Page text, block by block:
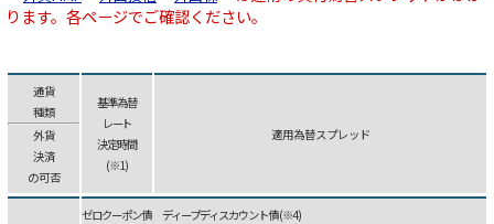
ります。各ページでご確認ください。
通貨
種類
外貨
決済
の可否
基準為替
レート
決定時間
(※1)
適用為替スプレッド
ゼロクーポン債 ディープ ディスカウント債 (※4)